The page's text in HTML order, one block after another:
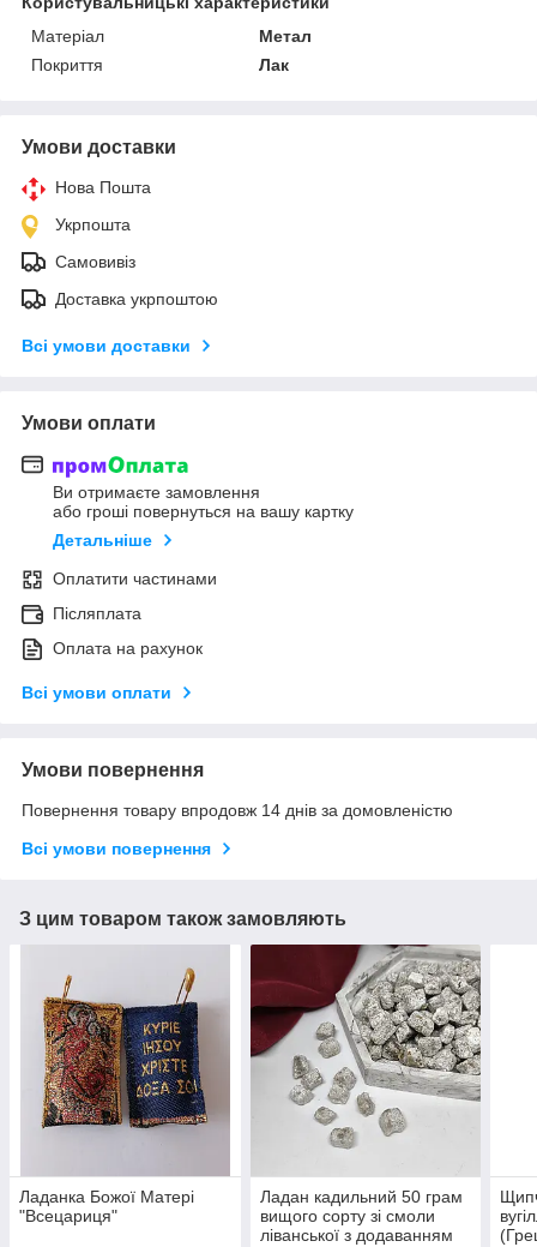
Матеріал
Метал
Покриття
Лак
Умови доставки
Нова Пошта
Укрпошта
Самовивіз
Доставка укрпоштою
Всі умови доставки
Умови оплати
Ви отримаєте замовлення
або гроші повернуться на вашу картку
Детальніше
Оплатити частинами
Післяплата
Оплата на рахунок
Всі умови оплати
Умови повернення
Повернення товару впродовж 14 днів за домовленістю
Всі умови повернення
З цим товаром також замовляють
Ладанка Божої Матері
"Всецариця"
Ладан кадильний 50 грам
вищого сорту зі смоли
ліванської з додаванням